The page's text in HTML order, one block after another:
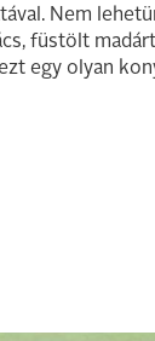
Nem
füstölt
egy olyan